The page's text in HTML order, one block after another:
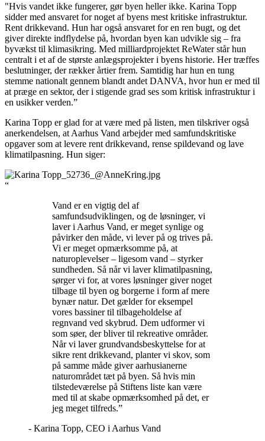
"Hvis vandet ikke fungerer, gør byen heller ikke. Karina Topp
sidder med ansvaret for noget af byens mest kritiske infrastruktur.
Rent drikkevand. Hun har også ansvaret for en ren bugt, og det
giver direkte indflydelse på, hvordan byen kan udvikle sig – fra
byvækst til klimasikring. Med milliardprojektet ReWater står hun
centralt i et af de største anlægsprojekter i byens historie. Her træffes
beslutninger, der rækker årtier frem. Samtidig har hun en tung
stemme nationalt gennem blandt andet DANVA, hvor hun er med til
at præge en sektor, der i stigende grad ses som kritisk infrastruktur i
en usikker verden.”
Karina Topp er glad for at være med på listen, men tilskriver også
anerkendelsen, at Aarhus Vand arbejder med samfundskritiske
opgaver som at levere rent drikkevand, rense spildevand og lave
klimatilpasning. Hun siger:
“
Vand er en vigtig del af
samfundsudviklingen, og de løsninger, vi
laver i Aarhus Vand, er meget synlige og
påvirker den måde, vi lever på og trives på.
Vi er meget opmærksomme på, at
naturoplevelser – ligesom vand – styrker
sundheden. Så når vi laver klimatilpasning,
sørger vi for, at vores løsninger giver noget
tilbage til byen og borgerne i form af mere
bynær natur. Det gælder for eksempel
vores bassiner til tilbageholdelse af
regnvand ved skybrud. Dem udformer vi
som søer, der bliver til rekreative områder.
Når vi laver grundvandsbeskyttelse for at
sikre rent drikkevand, planter vi skov, som
på samme måde giver aarhusianerne
naturområdet tæt på byen. Så hvis min
tilstedeværelse på Stiftens liste kan være
med til at skabe opmærksomhed på det, er
jeg meget tilfreds.”
- Karina Topp, CEO i Aarhus Vand